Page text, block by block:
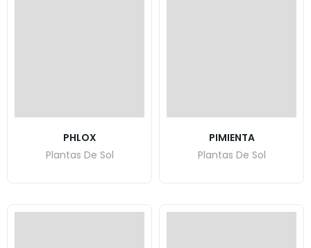
PHLOX
Plantas De Sol
PIMIENTA
Plantas De Sol